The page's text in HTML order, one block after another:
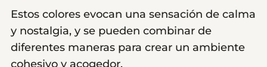
Estos colores evocan una sensación de calma
y nostalgia, y se pueden combinar de
diferentes maneras para crear un ambiente
cohesivo y acogedor.